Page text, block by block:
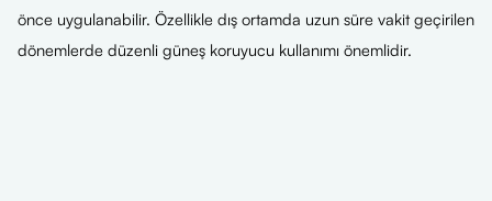
önce uygulanabilir. Özellikle dış ortamda uzun süre vakit geçirilen
dönemlerde düzenli güneş koruyucu kullanımı önemlidir.